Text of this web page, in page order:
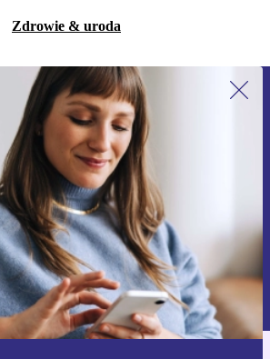
Zdrowie & uroda
się na nasz newsletter!
przegap żadnej oferty.
Zarejestruj się
danych osobowych znajdują się w